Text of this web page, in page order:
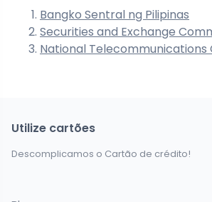
Bangko Sentral ng Pilipinas
Securities and Exchange
National Telecommunications
Utilize cartões
Descomplicamos o Cartão de crédito!